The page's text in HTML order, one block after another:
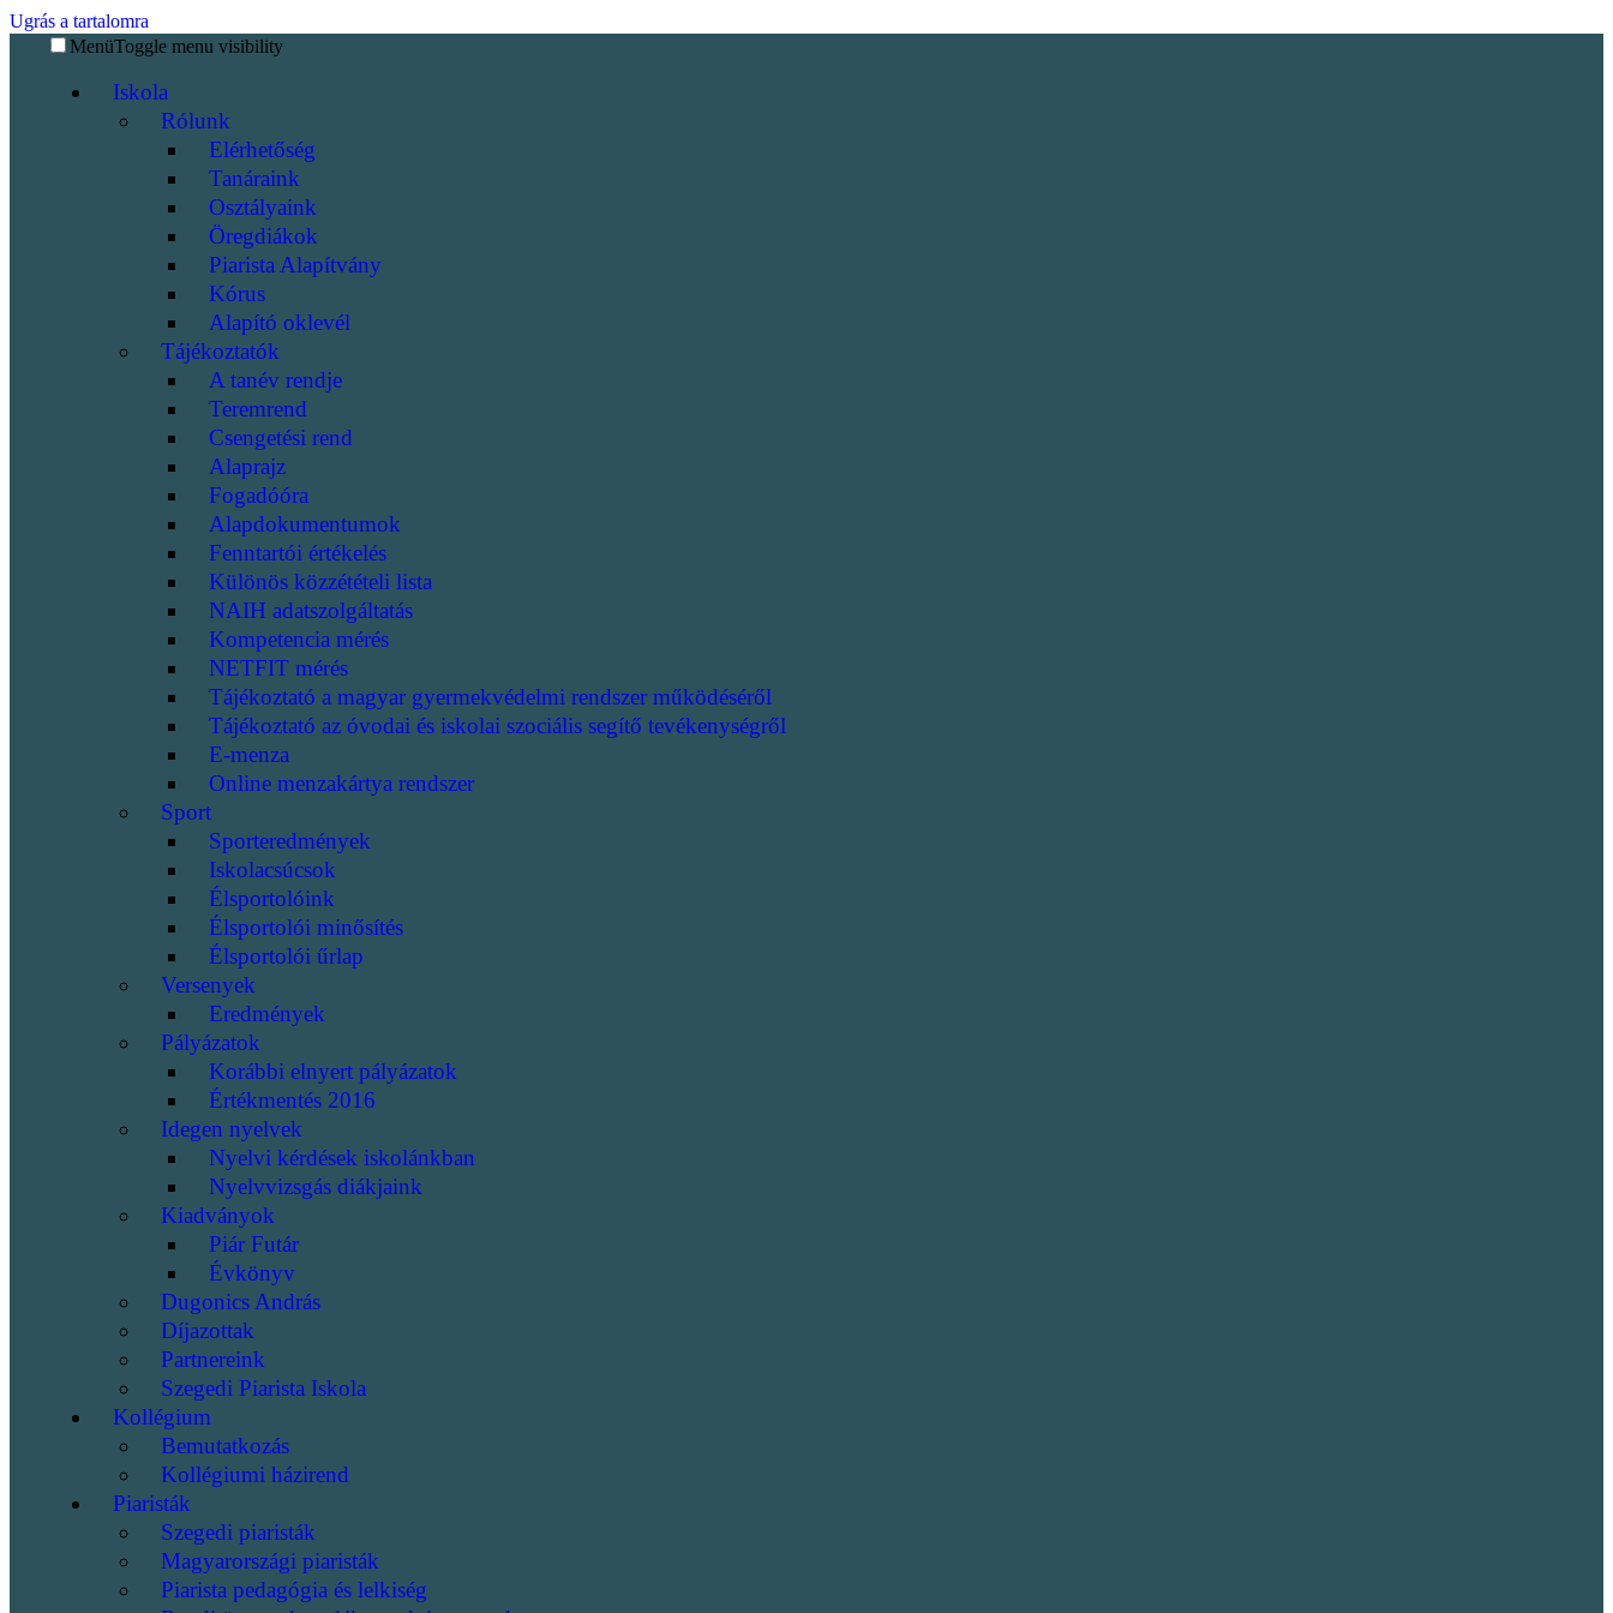
Ugrás a tartalomra
MenüToggle menu visibility
Iskola
Rólunk
Elérhetőség
Tanáraink
Osztályaink
Öregdiákok
Piarista Alapítvány
Kórus
Alapító oklevél
Tájékoztatók
A tanév rendje
Teremrend
Csengetési rend
Alaprajz
Fogadóóra
Alapdokumentumok
Fenntartói értékelés
Különös közzétételi lista
NAIH adatszolgáltatás
Kompetencia mérés
NETFIT mérés
Tájékoztató a magyar gyermekvédelmi rendszer működéséről
Tájékoztató az óvodai és iskolai szociális segítő tevékenységről
E-menza
Online menzakártya rendszer
Sport
Sporteredmények
Iskolacsúcsok
Élsportolóink
Élsportolói minősítés
Élsportolói űrlap
Versenyek
Eredmények
Pályázatok
Korábbi elnyert pályázatok
Értékmentés 2016
Idegen nyelvek
Nyelvi kérdések iskolánkban
Nyelvvizsgás diákjaink
Kiadványok
Piár Futár
Évkönyv
Dugonics András
Díjazottak
Partnereink
Szegedi Piarista Iskola
Kollégium
Bemutatkozás
Kollégiumi házirend
Piaristák
Szegedi piaristák
Magyarországi piaristák
Piarista pedagógia és lelkiség